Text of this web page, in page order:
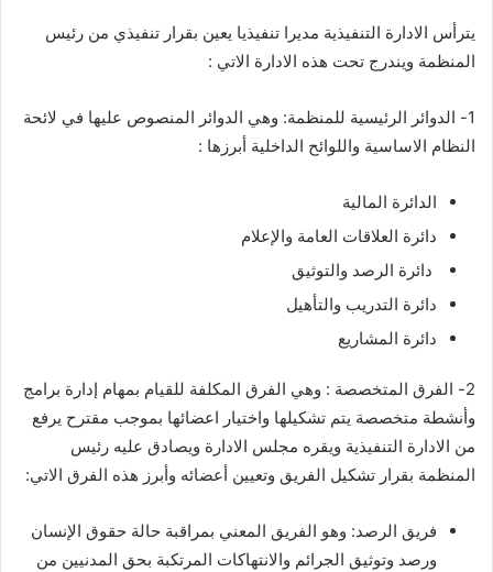
يترأس الادارة التنفيذية مديرا تنفيذيا يعين بقرار تنفيذي من رئيس
المنظمة ويندرج تحت هذه الادارة الاتي :
1- الدوائر الرئيسية للمنظمة: وهي الدوائر المنصوص عليها في لائحة
النظام الاساسية واللوائح الداخلية أبرزها :
الدائرة المالية
دائرة العلاقات العامة والإعلام
دائرة الرصد والتوثيق
دائرة التدريب والتأهيل
دائرة المشاريع
2- الفرق المتخصصة : وهي الفرق المكلفة للقيام بمهام إدارة برامج
وأنشطة متخصصة يتم تشكيلها واختيار اعضائها بموجب مقترح يرفع
من الادارة التنفيذية ويقره مجلس الادارة ويصادق عليه رئيس
المنظمة بقرار تشكيل الفريق وتعيين أعضائه وأبرز هذه الفرق الاتي:
فريق الرصد: وهو الفريق المعني بمراقبة حالة حقوق الإنسان
ورصد وتوثيق الجرائم والانتهاكات المرتكبة بحق المدنيين من